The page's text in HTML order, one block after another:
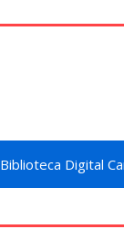
Biblioteca Digital